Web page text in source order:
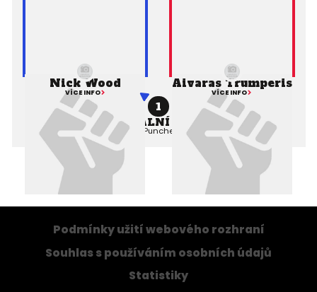
Nick Wood
VÍCE INFO
1
PROFESIONÁLNÍ ZÁPAS MMA
Výsledek: Submission (Punches), 1. kolo 1:27,Rozhodčí:
Aivaras Trumperis
VÍCE INFO
Podmínky užití webového rozhraní
Souhlas s používáním osobních údajů
Statistiky